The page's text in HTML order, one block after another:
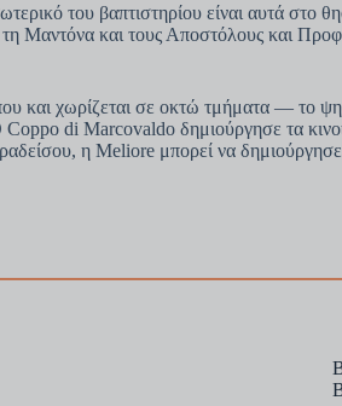
του βαπτιστηρίου είναι αυτά
Μαντόνα και τους Αποστόλους και
και χωρίζεται σε οκτώ τμήματα — το
di Marcovaldo δημιούργησε τα
η Meliore μπορεί να δημιούργησε